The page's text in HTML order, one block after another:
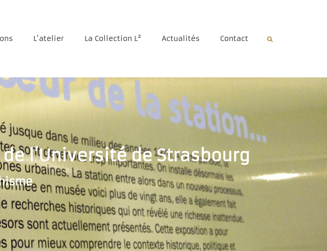
L’atelier La Collection L² Actualités Contact
l’Université de Strasbourg